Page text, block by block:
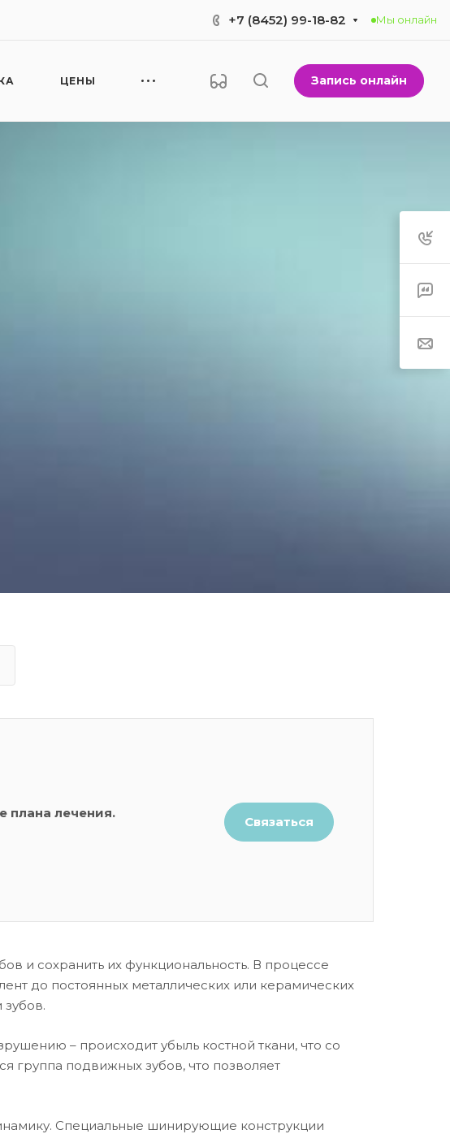
+7 (8452) 99-18-82 Мы онлайн
ЦЕНЫ Запись онлайн
плана лечения.
Связаться
и сохранить их функциональность. В процессе
до постоянных металлических или керамических
– происходит убыль костной ткани, что со
группа подвижных зубов, что позволяет
Специальные шинирующие конструкции